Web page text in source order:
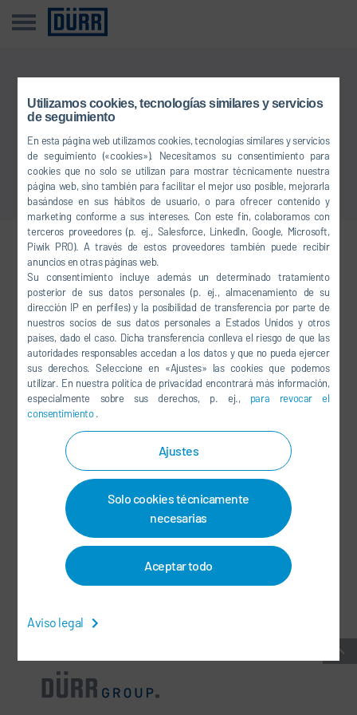
Utilizamos cookies, tecnologías similares y servicios
de seguimiento
En esta página web utilizamos cookies, tecnologías similares y servicios
de seguimiento («cookies»). Necesitamos su consentimiento para
cookies que no solo se utilizan para mostrar técnicamente nuestra
página web, sino también para facilitar el mejor uso posible, mejorarla
basándose en sus hábitos de usuario, o para ofrecer contenido y
marketing conforme a sus intereses. Con este fin, colaboramos con
terceros proveedores (p. ej., Salesforce, LinkedIn, Google, Microsoft,
Piwik PRO). A través de estos proveedores también puede recibir
anuncios en otras páginas web.
Su consentimiento incluye además un determinado tratamiento
posterior de sus datos personales (p. ej., almacenamiento de su
dirección IP en perfiles) y la posibilidad de transferencia por parte de
nuestros socios de sus datos personales a Estados Unidos y otros
países, dado el caso. Dicha transferencia conlleva el riesgo de que las
autoridades responsables accedan a los datos y que no pueda ejercer
sus derechos. Seleccione en «Ajustes» las cookies que podemos
utilizar. En nuestra política de privacidad encontrará más información,
especialmente sobre sus derechos, p. ej., para revocar el
consentimiento.
Ajustes
Solo cookies técnicamente
necesarias
Aceptar todo
Aviso legal
Esta noticia no está disponible en su idioma
Volver a Vista general
Conéctese con nosotros
FACEBOOK
YOUTUBE
LINKEDIN
INSTAGRAM
REDES SOCIALES
BOLETÍN DE NOTICIAS
CONTACTO / CENTROS
INFORMACIÓN LEGAL